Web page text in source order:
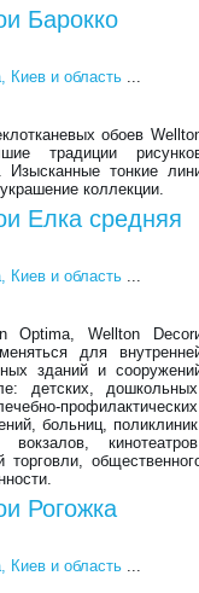
Барокко
Киев и область ...
обоев
традиции
Изысканные тонкие
коллекции.
Елка средняя
Киев и область ...
Optima, Wellton
для
зданий и
детских,
больниц,
торговли,
Рогожка
Киев и область ...